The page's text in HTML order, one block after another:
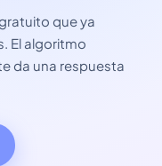
que ya
El algoritmo
da una respuesta